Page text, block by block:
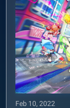
Feb 10, 2022